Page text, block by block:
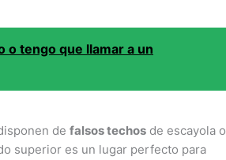
o tengo que llamar a un
de falsos techos de escayola o
superior es un lugar perfecto para